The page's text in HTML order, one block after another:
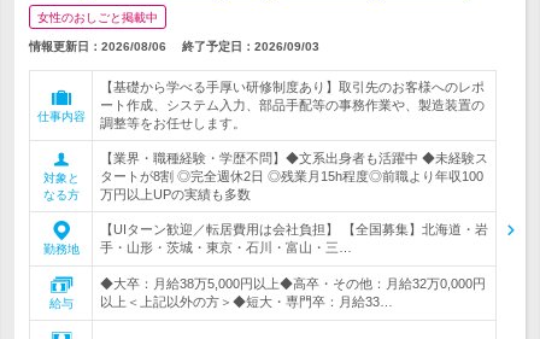
女性のおしごと掲載中
情報更新日：2026/08/06 終了予定日： 2026/09/03
仕事内容
【基礎から学べる手厚い研修制度あり】取引先のお客様へのレポ
ート作成、システム入力、部品手配等の事務作業や、製造装置の
調整等をお任せします。
対象と
なる方
【業界・職種経験・学歴不問】◆文系出身者も活躍中 ◆未経験ス
タートが8割 ◎完全週休2日 ◎残業月15h程度◎前職より年収100
万円以上UPの実績も多数
勤務地
【UIターン歓迎／転居費用は会社負担】 【全国募集】北海道・岩
手・山形・茨城・東京・石川・富山・三…
給与
◆大卒：月給38万5,000円以上◆高卒・その他：月給32万0,000円
以上＜上記以外の方＞◆短大・専門卒：月給33…